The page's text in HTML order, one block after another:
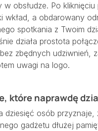
obsłudze. Po kliknięciu
wkład, a obdarowany
spotkania z Twoim
działa prostota
zbędnych udziwnień,
uwagi na logo.
które naprawdę
dziesięć osób przyznaje,
gadżetu dłużej